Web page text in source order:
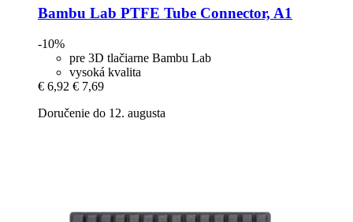
Bambu Lab PTFE Tube Connector, A1
-10%
pre 3D tlačiarne Bambu Lab
vysoká kvalita
€ 6,92 € 7,69
Doručenie do 12. augusta